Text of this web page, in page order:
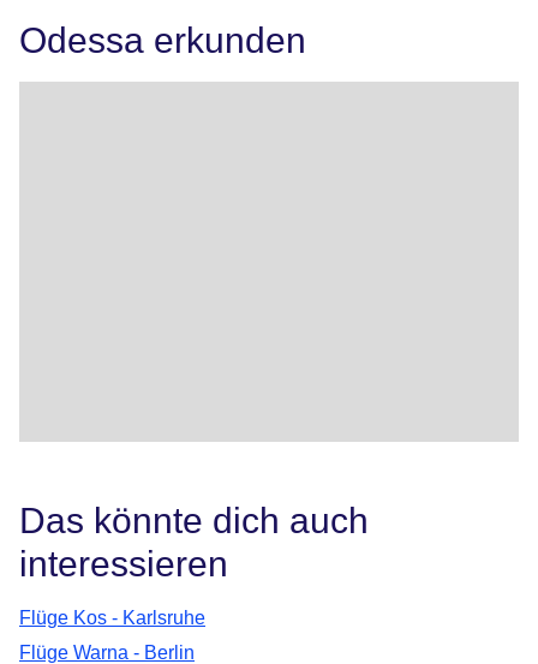
Odessa erkunden
Das könnte dich auch
interessieren
Flüge Kos - Karlsruhe
Flüge Warna - Berlin